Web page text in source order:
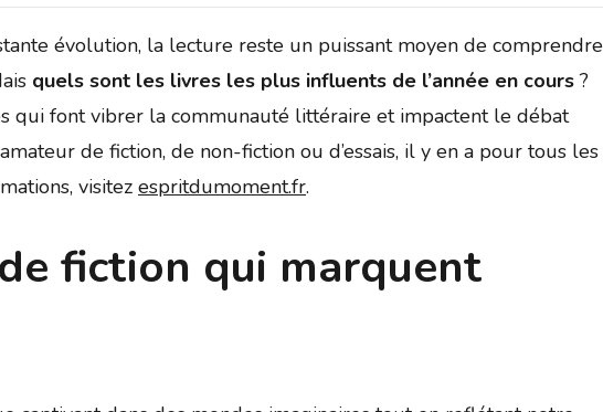
évolution, la lecture reste un puissant moyen de comprendre
quels sont les livres les plus influents de l’année en cours?
qui font vibrer la communauté littéraire et impactent le débat
de fiction, de non-fiction ou d’essais, il y en a pour tous les
visitez espritdumoment.fr.
fiction qui marquent